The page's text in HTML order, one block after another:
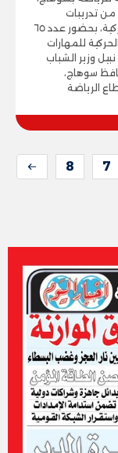
من تدريبات
المشروع القومي للموهبة الحركية، بحضور عدد ٦٥
للمهارات
وزير الشباب
سوهاج،
الرياضة
7
8